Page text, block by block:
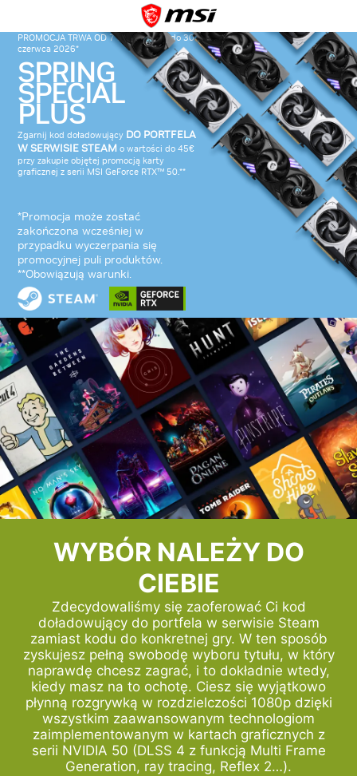
PROMOCJA TRWA OD 7 maja 2026 r. do 30
czerwca 2026*
SPRING
SPECIAL
PLUS
Zgarnij kod doładowujący DO PORTFELA
W SERWISIE STEAM o wartości do 45€
przy zakupie objętej promocją karty
graficznej z serii MSI GeForce RTX™ 50.**
*Promocja może zostać
zakończona wcześniej w
przypadku wyczerpania się
promocyjnej puli produktów.
**Obowiązują warunki.
WYBÓR NALEŻY DO
CIEBIE
Zdecydowaliśmy się zaoferować Ci kod
doładowujący do portfela w serwisie Steam
zamiast kodu do konkretnej gry. W ten sposób
zyskujesz pełną swobodę wyboru tytułu, w który
naprawdę chcesz zagrać, i to dokładnie wtedy,
kiedy masz na to ochotę. Ciesz się wyjątkowo
płynną rozgrywką w rozdzielczości 1080p dzięki
wszystkim zaawansowanym technologiom
zaimplementowanym w kartach graficznych z
serii NVIDIA 50 (DLSS 4 z funkcją Multi Frame
Generation, ray tracing, Reflex 2…).